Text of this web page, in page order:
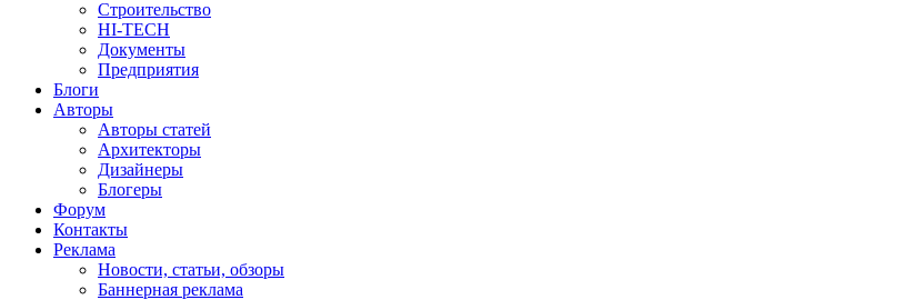
Строительство
HI-TECH
Документы
Предприятия
Блоги
Авторы
Авторы статей
Архитекторы
Дизайнеры
Блогеры
Форум
Контакты
Реклама
Новости, статьи, обзоры
Баннерная реклама